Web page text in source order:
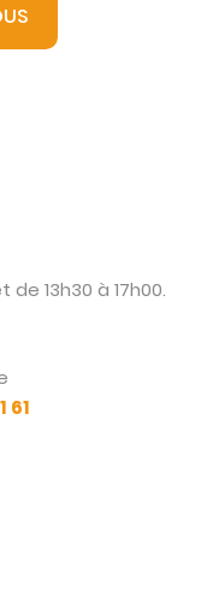
13h30 à 17h00.
61